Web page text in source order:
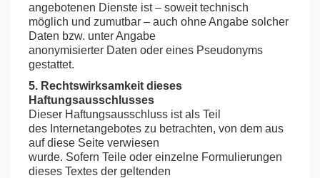
angebotenen Dienste ist – soweit technisch
möglich und zumutbar – auch ohne Angabe solcher
Daten bzw. unter Angabe
anonymisierter Daten oder eines Pseudonyms
gestattet.
5. Rechtswirksamkeit dieses
Haftungsausschlusses
Dieser Haftungsausschluss ist als Teil
des Internetangebotes zu betrachten, von dem aus
auf diese Seite verwiesen
wurde. Sofern Teile oder einzelne Formulierungen
dieses Textes der geltenden